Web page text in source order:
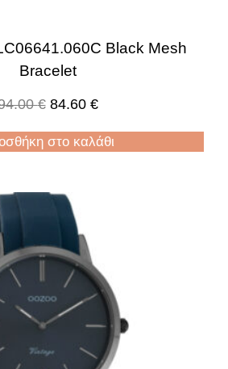
Black Mesh
Bracelet
€ 84.60 €
στο καλάθι